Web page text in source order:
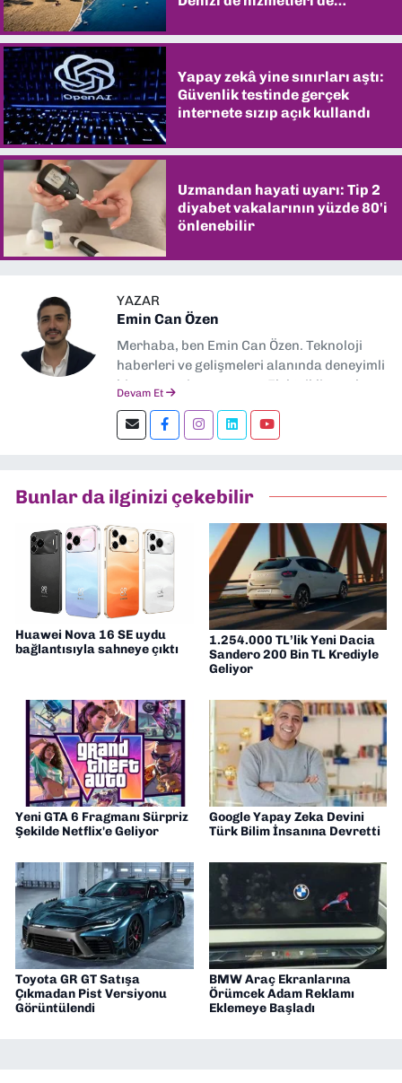
Yapay zekâ yine sınırları aştı:
Güvenlik testinde gerçek
internete sızıp açık kullandı
Uzmandan hayati uyarı: Tip 2
diyabet vakalarının yüzde 80'i
önlenebilir
YAZAR
Emin Can Özen
Merhaba, ben Emin Can Özen. Teknoloji
haberleri ve gelişmeleri alanında deneyimli
bir gazeteci ve yazarım. Elektrikli araçlar,
en çok ilgi duyduğum konular.
Dokuzeylul.com’da yazar olarak görev
İzmir’den teknoloji dünyasına dair
yorumlarımı paylaşıyorum. Takipte kalın!
🚀
Devam Et
Bunlar da ilginizi çekebilir
Huawei Nova 16 SE uydu
bağlantısıyla sahneye çıktı
1.254.000 TL’lik Yeni Dacia
Sandero 200 Bin TL Krediyle
Geliyor
Yeni GTA 6 Fragmanı Sürpriz
Şekilde Netflix'e Geliyor
Google Yapay Zeka Devini
Türk Bilim İnsanına Devretti
Toyota GR GT Satışa
Çıkmadan Pist Versiyonu
Görüntülendi
BMW Araç Ekranlarına
Örümcek Adam Reklamı
Eklemeye Başladı